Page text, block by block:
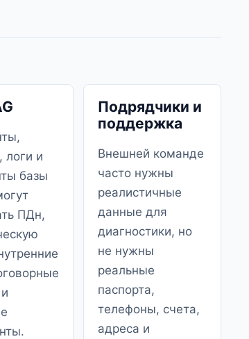
логи и
базы
ПДн,
Подрядчики и
поддержка
Внешней команде
часто нужны
реалистичные
данные для
диагностики, но
не нужны
реальные
паспорта,
телефоны, счета,
адреса и